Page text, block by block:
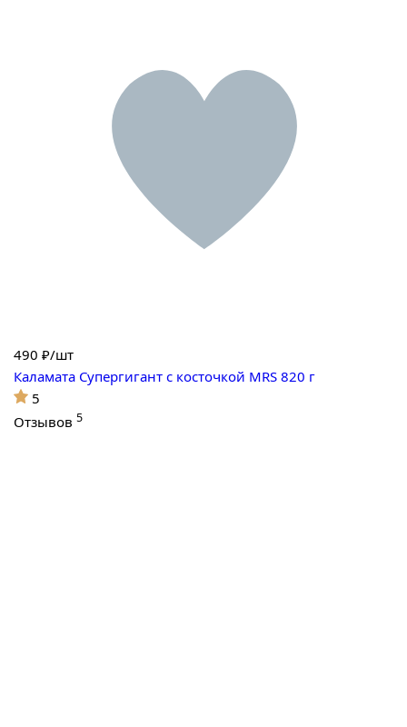
490 ₽/шт
Каламата Супергигант с косточкой MRS 820 г
5
Отзывов 5